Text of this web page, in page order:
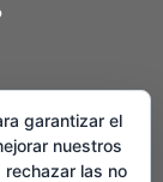
garantizar el
nuestros
las no